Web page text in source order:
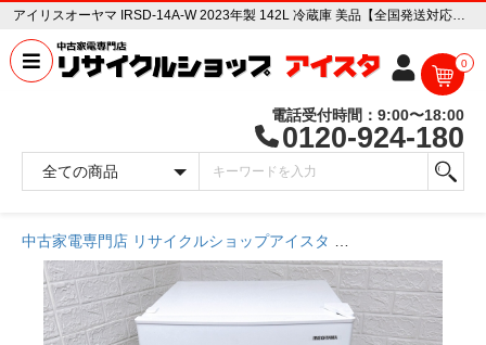
アイリスオーヤマ IRSD-14A-W 2023年製 142L 冷蔵庫 美品【全国発送対応】 中古家電販売専門店 リサイクルショップ アイスタ
0
電話受付時間：9:00〜18:00
0120-924-180
中古家電専門店 リサイクルショップアイスタ